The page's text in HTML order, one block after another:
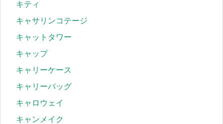
キティ
キャサリンコテージ
キャットタワー
キャップ
キャリーケース
キャリーバッグ
キャロウェイ
キャンメイク